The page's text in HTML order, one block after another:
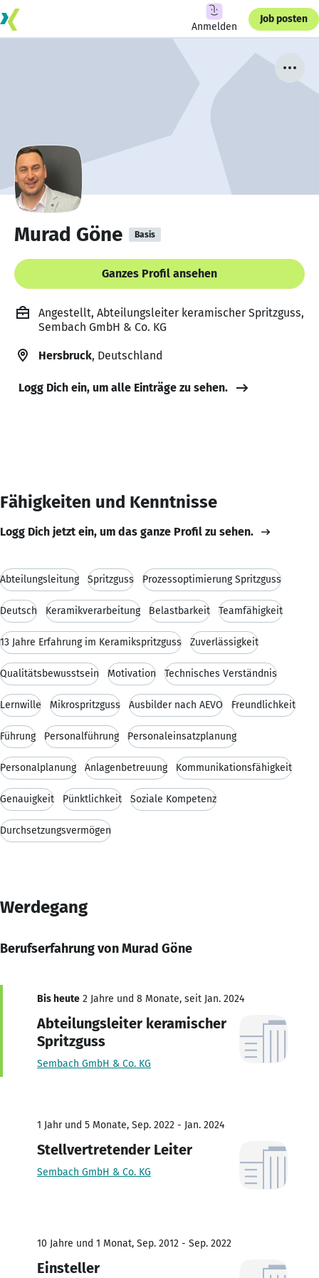
Anmelden
Job posten
Murad Göne Basis
Ganzes Profil ansehen
Angestellt, Abteilungsleiter keramischer Spritzguss,
Sembach GmbH & Co. KG
Hersbruck, Deutschland
Logg Dich ein, um alle Einträge zu sehen.
Fähigkeiten und Kenntnisse
Logg Dich jetzt ein, um das ganze Profil zu sehen.
Abteilungsleitung Spritzguss Prozessoptimierung Spritzguss
Deutsch Keramikverarbeitung Belastbarkeit Teamfähigkeit
13 Jahre Erfahrung im Keramikspritzguss Zuverlässigkeit
Qualitätsbewusstsein Motivation Technisches Verständnis
Lernwille Mikrospritzguss Ausbilder nach AEVO Freundlichkeit
Führung Personalführung Personaleinsatzplanung
Personalplanung Anlagenbetreuung Kommunikationsfähigkeit
Genauigkeit Pünktlichkeit Soziale Kompetenz
Durchsetzungsvermögen
Werdegang
Berufserfahrung von Murad Göne
Bis heute 2 Jahre und 8 Monate, seit Jan. 2024
Abteilungsleiter keramischer
Spritzguss
Sembach GmbH & Co. KG
1 Jahr und 5 Monate, Sep. 2022 - Jan. 2024
Stellvertretender Leiter
Sembach GmbH & Co. KG
10 Jahre und 1 Monat, Sep. 2012 - Sep. 2022
Einsteller